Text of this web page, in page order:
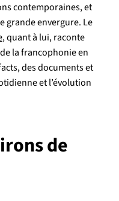
contemporaines, et
grande envergure. Le
, quant à lui, raconte
la francophonie en
des documents et
et l’évolution
de